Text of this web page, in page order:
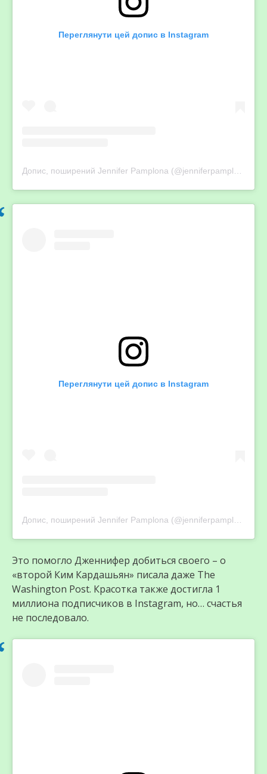
Переглянути цей допис в Instagram
Допис, поширений Jennifer Pamplona (@jenniferpamplona)
Переглянути цей допис в Instagram
Допис, поширений Jennifer Pamplona (@jenniferpamplona)
Это помогло Дженнифер добиться своего – о
«второй Ким Кардашьян» писала даже The
Washington Post. Красотка также достигла 1
миллиона подписчиков в Instagram, но… счастья
не последовало.